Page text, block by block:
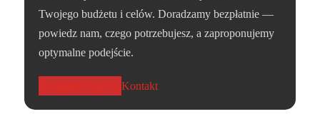
Twojego budżetu i celów. Doradzamy bezpłatnie —
powiedz nam, czego potrzebujesz, a zaproponujemy
optymalne podejście.
Kontakt